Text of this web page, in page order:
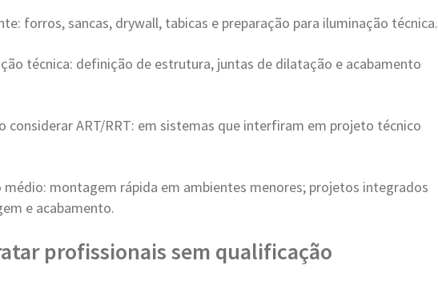
forros, sancas, drywall, tabicas e preparação para iluminação técnica.
técnica: definição de estrutura, juntas de dilatação e acabamento
considerar ART/RRT: em sistemas que interfiram em projeto técnico
médio: montagem rápida em ambientes menores; projetos integrados
e acabamento.
profissionais sem qualificação